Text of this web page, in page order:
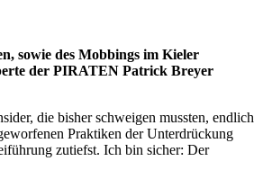
sowie des Mobbings im Kieler
der PIRATEN Patrick Breyer
die bisher schweigen mussten, endlich
Praktiken der Unterdrückung
zutiefst. Ich bin sicher: Der